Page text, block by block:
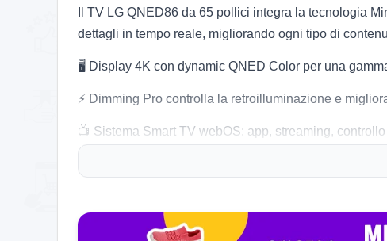
Il TV LG QNED86 da 65 pollici integra la tecnologia
dettagli in tempo reale, migliorando ogni tipo di
🖥️ Display 4K con dynamic QNED Color per una
⚡ Dimming Pro controlla la retroilluminazione e
📺 Sistema Smart TV webOS: app, streaming,
intuitiva.
🔊 Dolby Vision potenzia colori, dettagli e la visione di